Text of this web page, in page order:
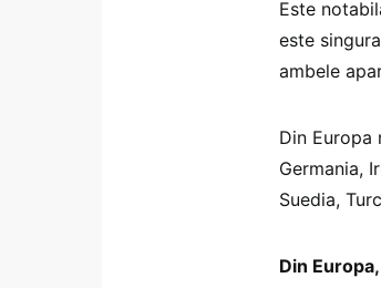
Este
este
ambele
Din Europa
Germania,
Suedia,
Din